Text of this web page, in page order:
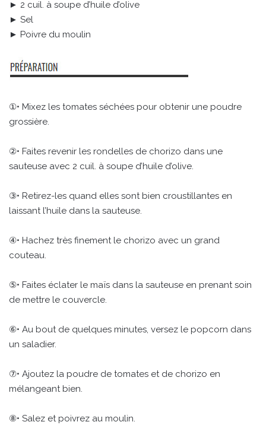
► 2 cuil. à soupe d’huile d’olive
► Sel
► Poivre du moulin
①• Mixez les tomates séchées pour obtenir une poudre
grossière.
②• Faites revenir les rondelles de chorizo dans une
sauteuse avec 2 cuil. à soupe d’huile d’olive.
③• Retirez-les quand elles sont bien croustillantes en
laissant l’huile dans la sauteuse.
④• Hachez très finement le chorizo avec un grand
couteau.
⑤• Faites éclater le maïs dans la sauteuse en prenant soin
de mettre le couvercle.
⑥• Au bout de quelques minutes, versez le popcorn dans
un saladier.
⑦• Ajoutez la poudre de tomates et de chorizo en
mélangeant bien.
⑧• Salez et poivrez au moulin.